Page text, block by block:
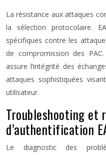
La résistance aux attaques
la sélection protocolaire.
spécifiques contre les
de compromission des
assure l’intégrité des
attaques sophistiquées
utilisateur.
Troubleshooting et
d’authentification
Le diagnostic des